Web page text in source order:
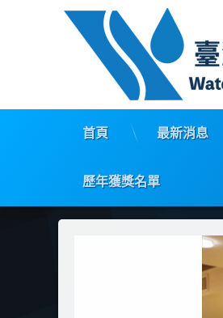
首頁 最新消息
歷年獲獎名單